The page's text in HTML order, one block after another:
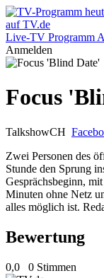
Live-TV Programm
Anmelden
Focus
TalkshowCH
Zwei Personen des
Stunde den Sprung
Gesprächsbeginn,
Minuten ohne Netz
alles möglich ist.
Bewertung
0,0 0 Stimmen